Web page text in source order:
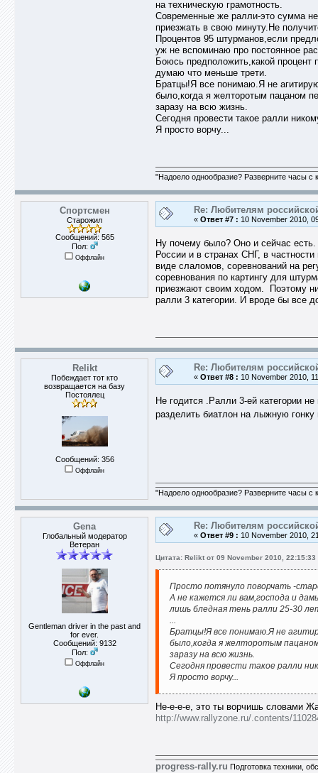
на техническую грамотность.
Современные же ралли-это сумма
приезжать в свою минуту.Не
Процентов 95 штурманов,если
уж не вспоминаю про постоянное
Боюсь предположить,какой процент
думаю что меньше трети.
Братцы!Я все понимаю.Я не
было,когда я желторотым пацаном
заразу на всю жизнь.
Сегодня провести такое ралли
Я просто ворчу...
"Надоело однообразие? Разверните часы с
Спортсмен
Старожил
Сообщений: 565
Пол:
Оффлайн
Re: Любителям
« Ответ #7 : 10 November 2010,
Ну почему было? Оно и сейчас есть.
России и в странах СНГ, в
виде слаломов, соревнований на
соревнования по картингу для
приезжают своим ходом. Поэтому
ралли 3 категории. И вроде бы все
Relikt
Побеждает тот кто
возвращается на базу
Постоялец
Сообщений: 356
Оффлайн
Re: Любителям
« Ответ #8 : 10 November 2010,
Не годится .Ралли 3-ей категории
разделить биатлон на лыжную
"Надоело однообразие? Разверните часы с
Gena
Глобальный модератор
Ветеран
Gentleman driver in the past and
for ever.
Сообщений: 9132
Пол:
Оффлайн
Re: Любителям
« Ответ #9 : 10 November 2010,
Цитата: Relikt от 09 November 2010, 22:15:33
Просто потянуло поворчать -
А не кажется ли вам,господа и
лишь бледная тень ралли 25-30
...
Братцы!Я все понимаю.Я не
было,когда я желторотым
заразу на всю жизнь.
Сегодня провести такое ралли
Я просто ворчу...
Не-е-е-е, это ты ворчишь словами
http://www.rallyzone.ru/.contents/
progress-rally.ru Подготовка техники,